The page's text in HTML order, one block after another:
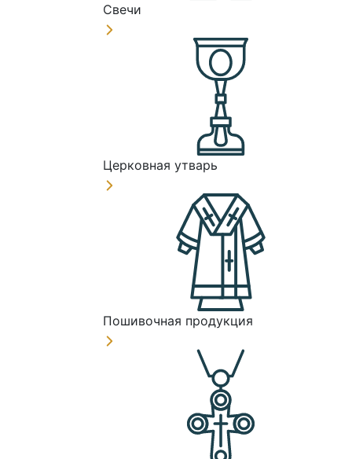
Свечи
Церковная утварь
Пошивочная продукция